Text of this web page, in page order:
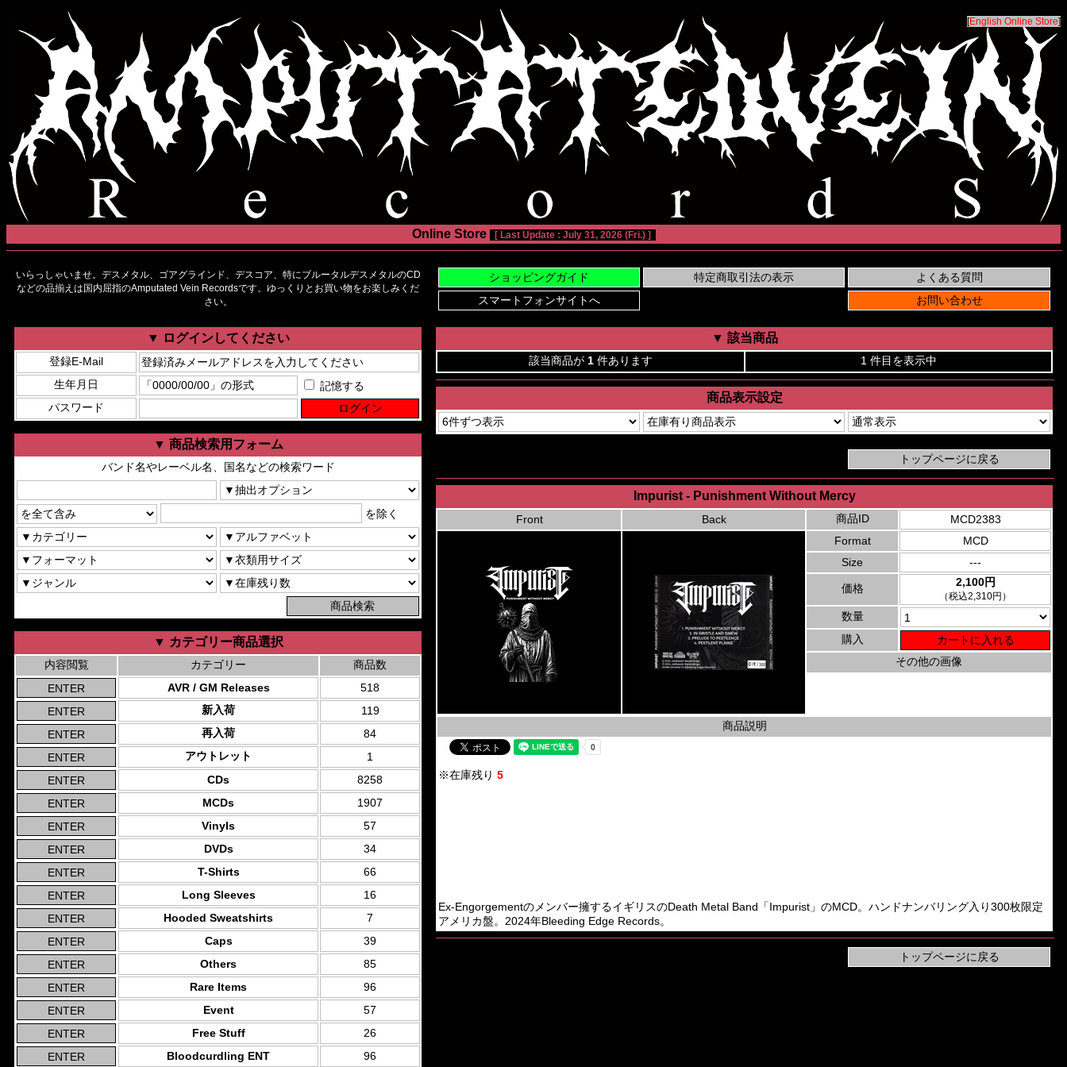
[English Online Store]
Online Store [ Last Update : July 31, 2026 (Fri.) ]
いらっしゃいませ。デスメタル、ゴアグラインド、デスコア、特にブルータルデスメタルのCD
などの品揃えは国内屈指のAmputated Vein Recordsです。ゆっくりとお買い物をお楽しみくだ
さい。
▼ ログインしてください
登録E-Mail
生年月日
記憶する
パスワード
▼ 商品検索用フォーム
バンド名やレーベル名、国名などの検索ワード
を除く
▼ カテゴリー商品選択
内容閲覧 カテゴリー
商品数
AVR / GM Releases
518
新入荷
119
再入荷
84
アウトレット
1
CDs
8258
MCDs
1907
Vinyls
57
DVDs
34
T-Shirts
66
Long Sleeves
16
Hooded Sweatshirts
7
Caps
39
Others
85
Rare Items
96
Event
57
Free Stuff
26
Bloodcurdling ENT
96
▼ 該当商品
該当商品が 1 件あります 1 件目を表示中
商品表示設定
Impurist - Punishment Without Mercy
Front Back 商品ID
MCD2383
Format
MCD
Size
---
価格 2,100円
（税込2,310円）
数量
購入
その他の画像
商品説明
※在庫残り 5
Ex-Engorgementのメンバー擁するイギリスのDeath Metal Band「Impurist」のMCD。ハンドナンバリング入り300枚限定
アメリカ盤。2024年Bleeding Edge Records。